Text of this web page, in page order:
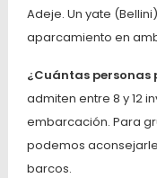
Adeje. Un yate
aparcamiento en
¿Cuántas personas
admiten entre 8 y 12
embarcación. Para
podemos
barcos.